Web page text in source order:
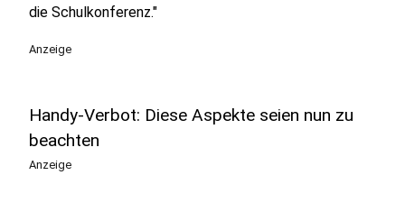
die Schulkonferenz."
Anzeige
Handy-Verbot: Diese Aspekte seien nun zu
beachten
Anzeige